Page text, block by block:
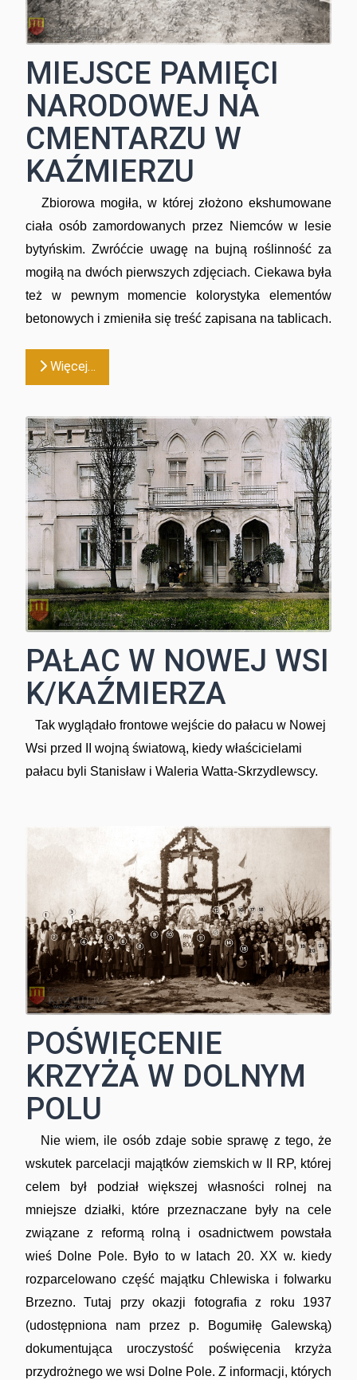
MIEJSCE PAMIĘCI
NARODOWEJ NA
CMENTARZU W
KAŹMIERZU
Zbiorowa mogiła, w której złożono ekshumowane
ciała osób zamordowanych przez Niemców w lesie
bytyńskim. Zwróćcie uwagę na bujną roślinność za
mogiłą na dwóch pierwszych zdjęciach. Ciekawa była
też w pewnym momencie kolorystyka elementów
betonowych i zmieniła się treść zapisana na tablicach.
Więcej…
PAŁAC W NOWEJ WSI
K/KAŹMIERZA
Tak wyglądało frontowe wejście do pałacu w Nowej
Wsi przed II wojną światową, kiedy właścicielami
pałacu byli Stanisław i Waleria Watta-Skrzydlewscy.
POŚWIĘCENIE
KRZYŻA W DOLNYM
POLU
Nie wiem, ile osób zdaje sobie sprawę z tego, że
wskutek parcelacji majątków ziemskich w II RP, której
celem był podział większej własności rolnej na
mniejsze działki, które przeznaczane były na cele
związane z reformą rolną i osadnictwem powstała
wieś Dolne Pole. Było to w latach 20. XX w. kiedy
rozparcelowano część majątku Chlewiska i folwarku
Brzezno. Tutaj przy okazji fotografia z roku 1937
(udostępniona nam przez p. Bogumiłę Galewską)
dokumentująca uroczystość poświęcenia krzyża
przydrożnego we wsi Dolne Pole. Z informacji, których